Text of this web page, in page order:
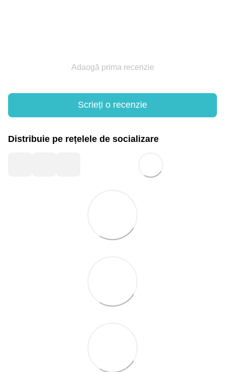
Adaogă prima recenzie
Scrieți o recenzie
Distribuie pe rețelele de socializare